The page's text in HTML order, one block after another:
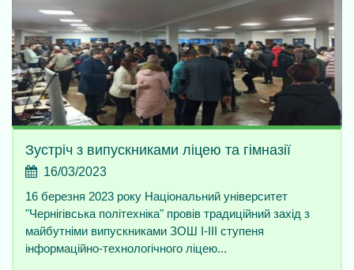
Зустріч з випускниками ліцею та гімназії
16/03/2023
16 березня 2023 року Національний університет
"Чернігівська політехніка" провів традиційний захід з
майбутніми випускниками ЗОШ І-ІІІ ступеня
інформаційно-технологічного ліцею...